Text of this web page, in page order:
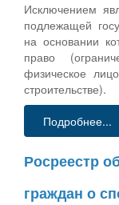
Исключением
подлежащей
на основании
право
физическое
строительстве).
Подробнее...
Росреестр
граждан о